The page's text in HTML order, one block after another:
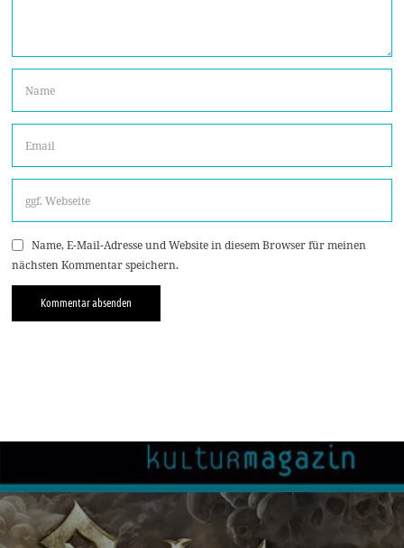
Name, E-Mail-Adresse und Website in diesem Browser für meinen
nächsten Kommentar speichern.